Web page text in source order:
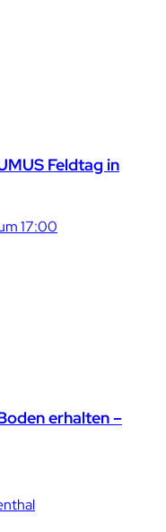
Feldtag in
17:00
erhalten –